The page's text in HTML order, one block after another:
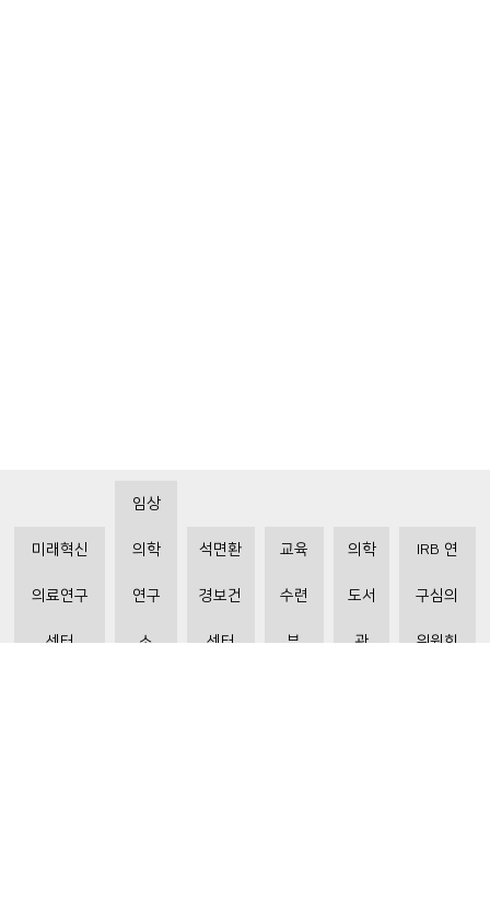
미래혁신
의료연구
센터
임상
의학
연구
소
석면환
경보건
센터
교육
수련
부
의학
도서
관
IRB 연
구심의
위원회